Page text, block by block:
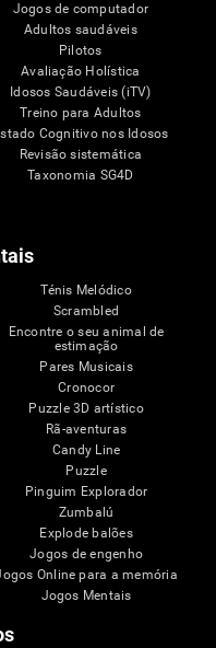
Jogos de computador
Adultos saudáveis
Pilotos
Avaliação Holística
Idosos Saudáveis (iTV)
Treino para Adultos
Cognitivo nos Idosos
Revisão sistemática
Taxonomia SG4D
Ténis Melódico
Scrambled
Encontre o seu animal de
estimação
Pares Musicais
Cronocor
Puzzle 3D artístico
Rã-aventuras
Candy Line
Puzzle
Pinguim Explorador
Zumbalú
Explode balões
Jogos de engenho
Online para a memória
Jogos Mentais